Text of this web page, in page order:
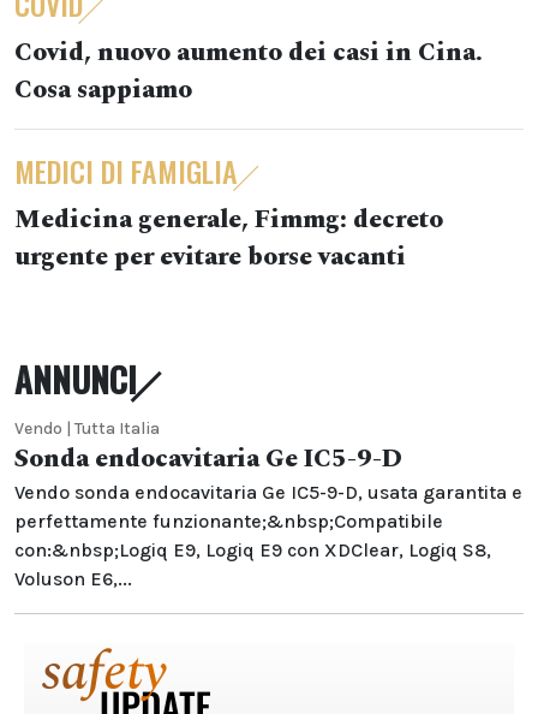
Covid, nuovo aumento dei casi in Cina.
Cosa sappiamo
MEDICI DI FAMIGLIA
Medicina generale, Fimmg: decreto
urgente per evitare borse vacanti
ANNUNCI
Vendo | Tutta Italia
Sonda endocavitaria Ge IC5-9-D
Vendo sonda endocavitaria Ge IC5-9-D, usata garantita e
perfettamente funzionante;&nbsp;Compatibile
con:&nbsp;Logiq E9, Logiq E9 con XDClear, Logiq S8,
Voluson E6,...